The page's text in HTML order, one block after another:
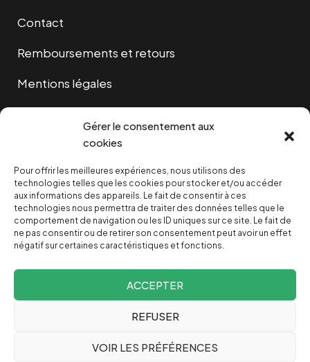
Gérer le consentement aux
cookies
Pour offrir les meilleures expériences, nous utilisons des
technologies telles que les cookies pour stocker et/ou accéder
aux informations des appareils. Le fait de consentir à ces
technologies nous permettra de traiter des données telles que le
comportement de navigation ou les ID uniques sur ce site. Le fait de
ne pas consentir ou de retirer son consentement peut avoir un effet
négatif sur certaines caractéristiques et fonctions.
ACCEPTER
REFUSER
VOIR LES PRÉFÉRENCES
Contact
Remboursements et retours
Mentions légales
NOUS SOUTENIR
NOTRE NEWSLETTER
pour le changer